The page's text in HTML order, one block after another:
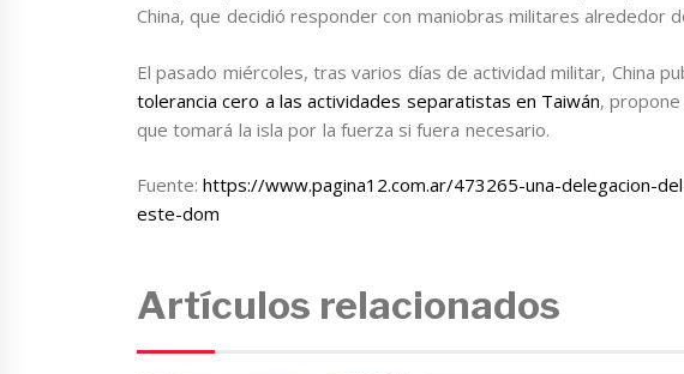
China, que decidió responder con maniobras militares alrededor
El pasado miércoles, tras varios días de actividad militar, China
tolerancia cero a las actividades separatistas en Taiwán, propone
que tomará la isla por la fuerza si fuera necesario.
Fuente:https://www.pagina12.com.ar/473265-una-delegacion-
este-dom
Artículos relacionados